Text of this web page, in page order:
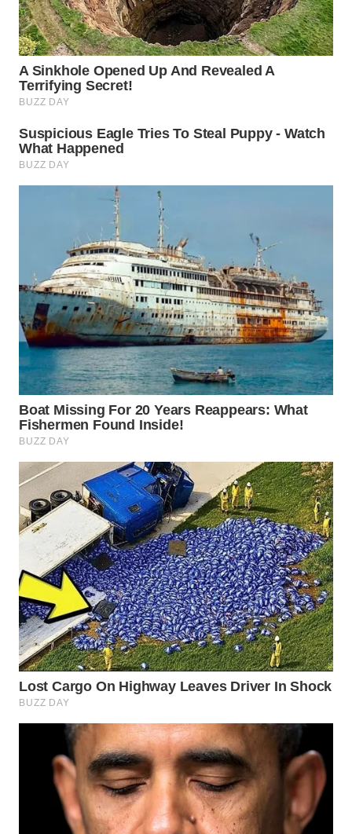
WN
CIREBON
WN
WN
KUNINGAN
WN
SUBANG
WN
SUKABUMI
WN
PURWAKARTA
WN
PRIANGAN
TIMUR
WN
SEMARANG
WN
SOLO
WN
BOROBUDUR
WN
MADURA
WN
SURABAYA
NATUNA